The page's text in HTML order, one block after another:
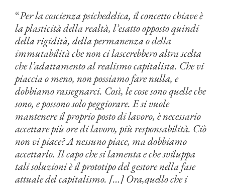
“Per la coscienza psichedelica, il concetto chiave è
la plasticità della realtà, l’esatto opposto quindi
della rigidità, della permanenza o della
immutabilità che non ci lascerebbero altra scelta
che l’adattamento al realismo capitalista. Che vi
piaccia o meno, non possiamo fare nulla, e
dobbiamo rassegnarci. Così, le cose sono quelle che
sono, e possono solo peggiorare. E si vuole
mantenere il proprio posto di lavoro, è necessario
accettare più ore di lavoro, più responsabilità. Ciò
non vi piace? A nessuno piace, ma dobbiamo
accettarlo. Il capo che si lamenta e che sviluppa
tali soluzioni è il prototipo del gestore nella fase
attuale del capitalismo. […] Ora,quello che i